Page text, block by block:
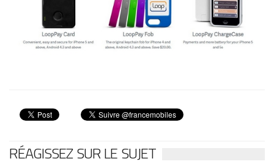
RÉAGISSEZ SUR LE SUJET